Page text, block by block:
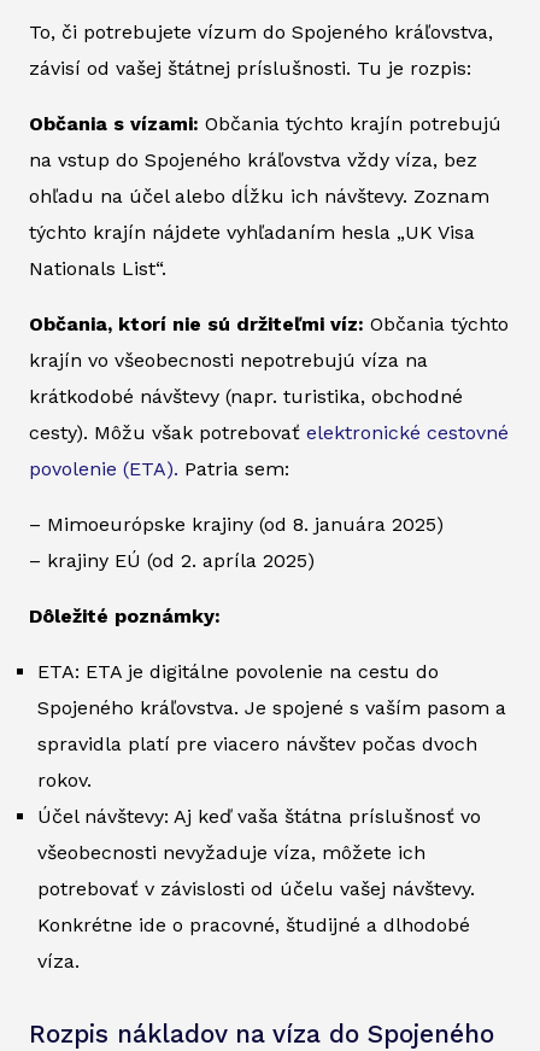
To, či potrebujete vízum do Spojeného kráľovstva,
závisí od vašej štátnej príslušnosti. Tu je rozpis:
Občania s vízami: Občania týchto krajín potrebujú
na vstup do Spojeného kráľovstva vždy víza, bez
ohľadu na účel alebo dĺžku ich návštevy. Zoznam
týchto krajín nájdete vyhľadaním hesla „UK Visa
Nationals List“.
Občania, ktorí nie sú držiteľmi víz: Občania týchto
krajín vo všeobecnosti nepotrebujú víza na
krátkodobé návštevy (napr. turistika, obchodné
cesty). Môžu však potrebovať elektronické cestovné
povolenie (ETA). Patria sem:
– Mimoeurópske krajiny (od 8. januára 2025)
– krajiny EÚ (od 2. apríla 2025)
Dôležité poznámky:
ETA: ETA je digitálne povolenie na cestu do
Spojeného kráľovstva. Je spojené s vaším pasom a
spravidla platí pre viacero návštev počas dvoch
rokov.
Účel návštevy: Aj keď vaša štátna príslušnosť vo
všeobecnosti nevyžaduje víza, môžete ich
potrebovať v závislosti od účelu vašej návštevy.
Konkrétne ide o pracovné, študijné a dlhodobé
víza.
Rozpis nákladov na víza do Spojeného